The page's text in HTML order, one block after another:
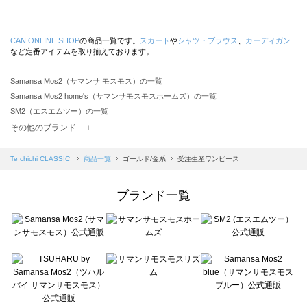
CAN ONLINE SHOPの商品一覧です。 スカート やシャツ・ブラウス
カーディガン
など定番アイテムを取り揃えております。
Samansa Mos2（サマンサ モスモス）の一覧
Samansa Mos2 home's（サマンサモスモスホームズ）の一覧
SM2（エスエムツー）の一覧
TSUHARU by Samansa Mos2（ツハルバイサマンサモスモス）の一覧
Samansa Mos2 blue（サマンサモスモス ブルー）の一覧
Te chichi（テチチ）の一覧
Te chichi CLASSIC（テチチ クラシック）の一覧
Lugnoncure（ルノンキュール）の一覧
BETTY'S BLUE（べティーズブルー）の一覧
Wpc.（ワールドパーティー）の一覧
その他のブランド ＋
Te chichi CLASSIC 商品一覧 ゴールド/金系 受注生産ワンピース
ブランド一覧